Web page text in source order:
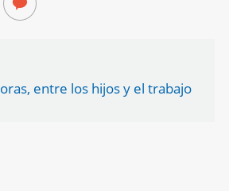
entre los hijos y el trabajo